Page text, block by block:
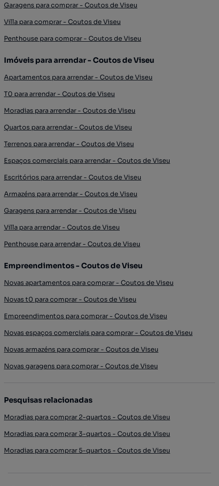
Garagens para comprar - Coutos de Viseu
Villa para comprar - Coutos de Viseu
Penthouse para comprar - Coutos de Viseu
Imóveis para arrendar - Coutos de Viseu
Apartamentos para arrendar - Coutos de Viseu
T0 para arrendar - Coutos de Viseu
Moradias para arrendar - Coutos de Viseu
Quartos para arrendar - Coutos de Viseu
Terrenos para arrendar - Coutos de Viseu
Espaços comerciais para arrendar - Coutos de Viseu
Escritórios para arrendar - Coutos de Viseu
Armazéns para arrendar - Coutos de Viseu
Garagens para arrendar - Coutos de Viseu
Villa para arrendar - Coutos de Viseu
Penthouse para arrendar - Coutos de Viseu
Empreendimentos - Coutos de Viseu
Novas apartamentos para comprar - Coutos de Viseu
Novas t0 para comprar - Coutos de Viseu
Empreendimentos para comprar - Coutos de Viseu
Novas espaços comerciais para comprar - Coutos de Viseu
Novas armazéns para comprar - Coutos de Viseu
Novas garagens para comprar - Coutos de Viseu
Pesquisas relacionadas
Moradias para comprar 2-quartos - Coutos de Viseu
Moradias para comprar 3-quartos - Coutos de Viseu
Moradias para comprar 5-quartos - Coutos de Viseu